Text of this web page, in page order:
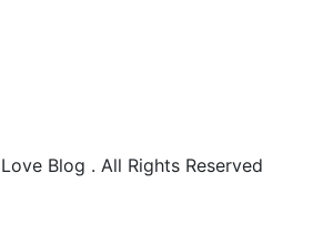
Blog . All Rights Reserved